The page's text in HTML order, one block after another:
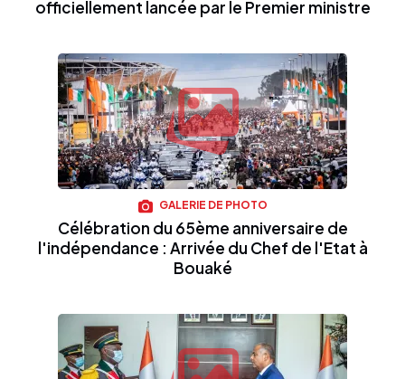
officiellement lancée par le Premier ministre
GALERIE DE PHOTO
Célébration du 65ème anniversaire de
l'indépendance : Arrivée du Chef de l'Etat à
Bouaké